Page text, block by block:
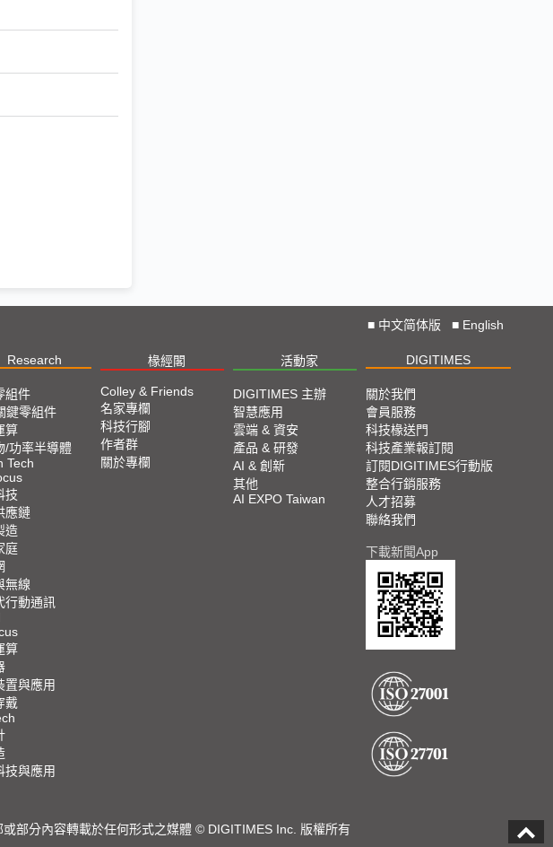
■ 中文简体版 ■ English
Research 椽經閣 活動家 DIGITIMES
組件
鍵零組件
算
/功率半導體
Tech
技
應鏈
造
庭
無線
行動通訊
算
置與應用
戴
技與應用
Colley & Friends
名家專欄
科技行腳
作者群
關於專欄
DIGITIMES 主辦
智慧應用
雲端 & 資安
產品 & 研發
AI & 創新
其他
AI EXPO Taiwan
關於我們
會員服務
科技椽送門
科技產業報訂閱
訂閱DIGITIMES行動版
整合行銷服務
人才招募
聯絡我們
下載新聞App
部分內容轉載於任何形式之媒體 © DIGITIMES Inc. 版權所有